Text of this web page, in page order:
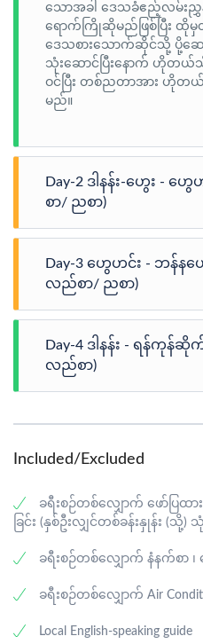
သောအခါ ဒေသခံဧည့်လမ်းညွှန်
ရောက်ကြိုဆိုမည်ဖြစ်ပြီး ထို
ဒေသစားသောက်ဆိုင်သို့ ပို့ဆေ
သုံးဆောင်ပြီးနောက် ဟိုတယ်သို့
ဝင်ပြီး တစ်ညတာအား ဟိုတ
မည်။
Day-2 ဒါနန်း-ဟွေး - ဟွ
စာ/ ညစာ)
၆၇ မီတာအမြင့်ရှိပြီး ဗီယက်န
ရုပ်ပွားတော်တစ်ခုလည်းဖြစ်သ
တို့၏ ကိုယ်ပိုင်အသုံးစရိတ်များ
ပါသည်။) နှင့် World
လေ့လာလည်ပတ်ကြပါမည်။
စားသောက်ဆိုင်တွင် သုံးဆောင်
Thu Bon မြစ်အတွင်း Bay
၁၈ ရာစုအတွင်း ပင်လယ်ဆိပ်
သည့် ဟွေဟင်းမြို့သို့ ဆက်လ
ကြရာ နေရာတစ်ခုဖြစ်ခဲ့သ
နှင့် ဂျပန် လက်ရာများဖြင့်
ဖြစ်ပါသည်။ Chinese
မည်။ အဖွဲ့လိုက်အနေဖြင့် လှေစီ
စွာ ပြုလုပ်နိုင်မည်ဖြစ်ပါသည်
Day-3 ဟွေဟင်း - ဘန်နဟ
လည်စာ/ ညစာ)
ဟေးလ် (အကွာအဝေး ၃၀
မှတဆင့် ကမ္ဘာ့အဆင့် (၅) ရှိ
Indoor game zone ဖြစ်သည့်
ရွှင်စွာ သွားရောက်လည်ပတ်က
အား Lavender restaurant
လည်ပိုင်းတွင် ဒါနန်းမြို့သို့ ပြ
နာမည်ကျော် My Khe Beach၊
နှင့် Apec Garden တို့အား
ညစာအား ဒေသစားသောက်ဆို
နန်းမြို့ရှိ ဟိုတယ်သို့ Check-
ပါမည်။
Day-4 ဒါနန်း - ရန်ကုန်
လည်စာ)
ကျင်တောင်ဖြစ်သည့် Marble
စာအား ဒေသစားသောက်ဆိုင်တွ
ဝယ်ထွက်ရန် ပို့ဆောင်ပေးမည်ဖ
မဆင်းမီအထိ မိမိတို့၏စိတ်ကြို
လေဆိပ်သို့ ထွက်ခွာပြီး flight
ပျော်ရွှင်ဖွယ်ခရီးစဉ် ပြီးဆုံးမ
Included/Excluded
ခရီးစဉ်တစ်လျှောက် ဖော်ပြ
ခြင်း (နှစ်ဦးလျှင်တစ်ခန်းနှုန်း (သို့)
ခရီးစဉ်တစ်လျှောက် နံနက်စာ ၊
ခရီးစဉ်တစ်လျှောက် Air
Local English-speaking guide